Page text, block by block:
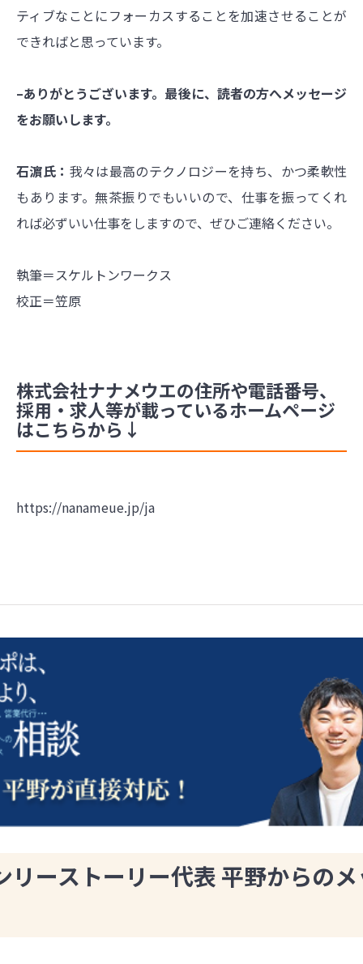
ティブなことにフォーカスすることを加速させることが
できればと思っています。
–ありがとうございます。最後に、読者の方へメッセージ
をお願いします。
石濵氏： 我々は最高のテクノロジーを持ち、かつ柔軟性
もあります。無茶振りでもいいので、仕事を振ってくれ
れば必ずいい仕事をしますので、ぜひご連絡ください。
執筆＝スケルトンワークス
校正＝笠原
株式会社ナナメウエの住所や電話番号、
採用・求人等が載っているホームページ
はこちらから↓
https://nanameue.jp/ja
リーストーリー代表 平野からの